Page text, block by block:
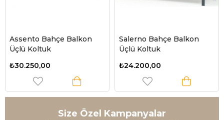
Assento Bahçe Balkon
Üçlü Koltuk
₺30.250,00
Salerno Bahçe Balkon
Üçlü Koltuk
₺24.200,00
Size Özel Kampanyalar